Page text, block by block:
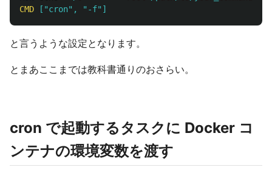
CMD ["cron", "-f"]
と言うような設定となります。
とまあここまでは教科書通りのおさらい。
cron で起動するタスクに Docker コ
ンテナの環境変数を渡す